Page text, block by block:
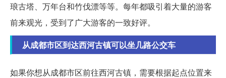
琅古塔、万年台和竹伐漂等等。每年都吸引着大量的游客
前来观光，受到了广大游客的一致好评。
从成都市区到达西河古镇可以坐几路公交车
如果你想从成都市区前往西河古镇，需要根据起点位置来